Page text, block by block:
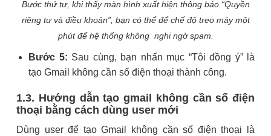
Bước thứ tư, khi thấy màn hình xuất hiện thông báo “Quyền
riêng tư và điều khoản”, bạn có thể để chế độ treo máy một
phút để hệ thống không nghi ngờ spam.
Bước 5: Sau cùng, bạn nhấn mục “Tôi đồng ý” là
tạo Gmail không cần số điện thoại thành công.
1.3. Hướng dẫn tạo gmail không cần số điện
thoại bằng cách dùng user mới
Dùng user để tạo Gmail không cần số điện thoại là